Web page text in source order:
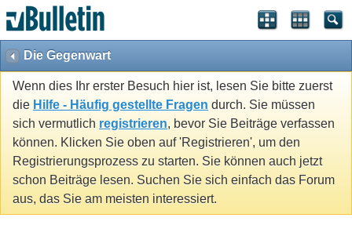
Die Gegenwart
Wenn dies Ihr erster Besuch hier ist, lesen Sie bitte zuerst
die Hilfe - Häufig gestellte Fragen durch. Sie müssen
sich vermutlich registrieren, bevor Sie Beiträge verfassen
können. Klicken Sie oben auf 'Registrieren', um den
Registrierungsprozess zu starten. Sie können auch jetzt
schon Beiträge lesen. Suchen Sie sich einfach das Forum
aus, das Sie am meisten interessiert.